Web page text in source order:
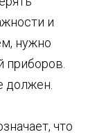
и
нужно
приборов.
должен.
что